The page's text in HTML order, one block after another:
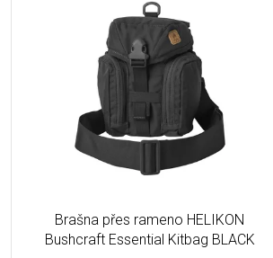
Brašna přes rameno HELIKON
Bushcraft Essential Kitbag BLACK